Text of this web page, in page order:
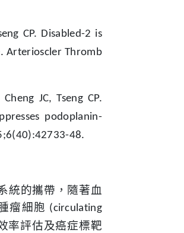
CP. Disabled-2 is
Arterioscler Thromb
JC, Tseng CP.
podoplanin-
48.
統的攜帶，隨著血
瘤細胞 (circulating
率評估及癌症標靶